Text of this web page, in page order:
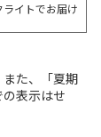
ライトでお届け
た、「夏期
表示はせ